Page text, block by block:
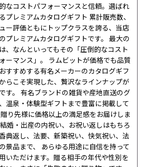
なコストパフォーマンスと信頼。選ばれ
プレミアムカタログギフト 累計販売数、
ー評価ともにトップクラスを誇る、当店
プレミアムカタログギフトです。 最大の
、なんといってもその「圧倒的なコスト
ーマンス」。 ラムビットが価格でも品質
すすめする有名メーカーのカタログギフ
らこそ実現した、贅沢なラインナップが
す。 有名ブランドの雑貨や産地直送のグ
温泉・体験型ギフトまで豊富に掲載して
り先様に価格以上の満足感をお届けしま
婚・出産の内祝い、お祝い返しはもちろ
典返し、法要、新築祝い、快気祝い、法
景品まで、 あらゆる用途に自信を持って
いただけます。贈る相手の年代や性別を